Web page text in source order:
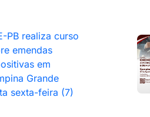
PB realiza curso
emendas
em
Grande
sexta-feira (7)